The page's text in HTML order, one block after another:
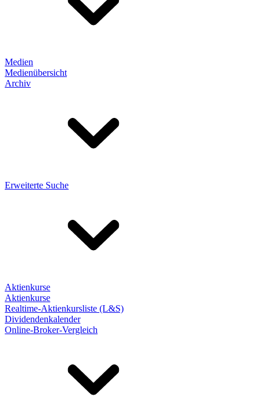
Medien
Medienübersicht
Archiv
Erweiterte Suche
Aktienkurse
Aktienkurse
Realtime-Aktienkursliste (L&S)
Dividendenkalender
Online-Broker-Vergleich